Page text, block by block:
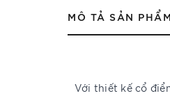
MÔ TẢ SẢN PHẨM
Với thiết kế cổ